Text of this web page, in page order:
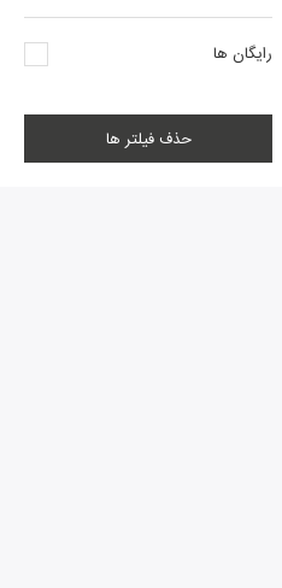
رایگان ها
حذف فیلتر ها